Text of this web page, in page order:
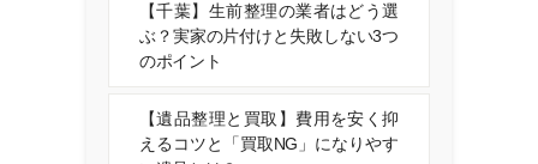
【千葉】生前整理の業者はどう選
ぶ？実家の片付けと失敗しない3つ
のポイント
【遺品整理と買取】費用を安く抑
えるコツと「買取NG」になりやす